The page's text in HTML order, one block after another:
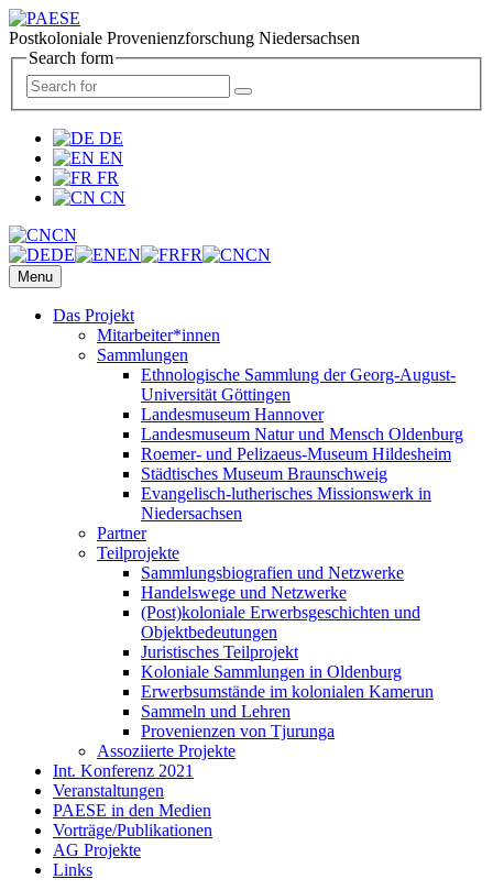
Postkoloniale Provenienzforschung Niedersachsen
Search form
DE
EN
FR
CN
CN
DE
EN FR CN
Menu
Das Projekt
Mitarbeiter*innen
Sammlungen
Ethnologische Sammlung der Georg-August-
Universität Göttingen
Landesmuseum Hannover
Landesmuseum Natur und Mensch Oldenburg
Roemer- und Pelizaeus-Museum Hildesheim
Städtisches Museum Braunschweig
Evangelisch-lutherisches Missionswerk in
Niedersachsen
Partner
Teilprojekte
Sammlungsbiografien und Netzwerke
Handelswege und Netzwerke
(Post)koloniale Erwerbsgeschichten und
Objektbedeutungen
Juristisches Teilprojekt
Koloniale Sammlungen in Oldenburg
Erwerbsumstände im kolonialen Kamerun
Sammeln und Lehren
Provenienzen von Tjurunga
Assoziierte Projekte
Int. Konferenz 2021
Veranstaltungen
PAESE in den Medien
Vorträge/Publikationen
AG Projekte
Links